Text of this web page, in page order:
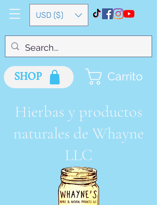
USD ($)
SHOP Carrito
Hierbas y productos
naturales de Whayne
LLC